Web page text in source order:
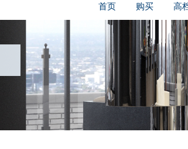
首页 购买 高